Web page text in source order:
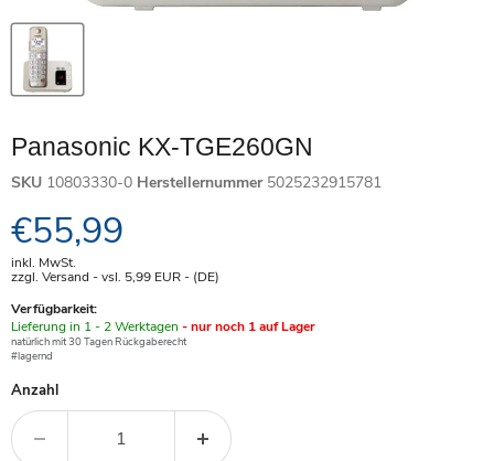
Panasonic KX-TGE260GN
SKU 10803330-0 Herstellernummer 5025232915781
Aktueller Preis
€55,99
inkl. MwSt.
zzgl. Versand - vsl. 5,99 EUR- (DE)
Verfügbarkeit:
Verfügbar
-
Lieferung in 1 - 2 Werktagen - nur noch 1 auf Lager
natürlich mit 30 Tagen Rückgaberecht
#lagernd
Anzahl